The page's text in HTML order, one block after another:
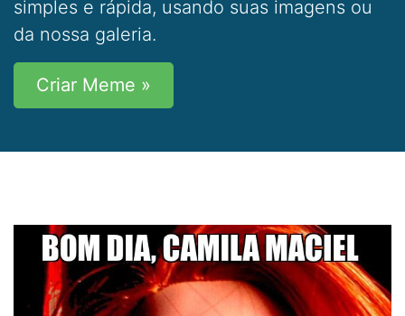
simples e rápida, usando suas imagens ou
da nossa galeria.
Criar Meme »